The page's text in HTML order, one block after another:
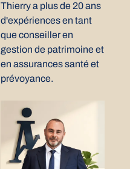
Thierry a plus de 20 ans
d'expériences en tant
que conseiller en
gestion de patrimoine et
en assurances santé et
prévoyance.